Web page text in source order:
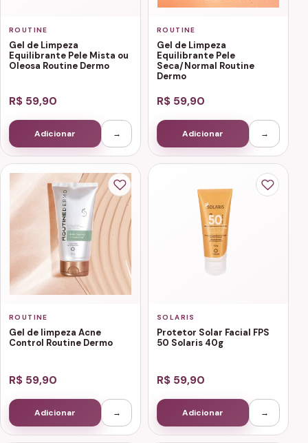
ROUTINE
Gel de Limpeza
Equilibrante Pele Mista ou
Oleosa Routine Dermo
R$ 59,90
Adicionar →
ROUTINE
Gel de Limpeza
Equilibrante Pele
Seca/Normal Routine
Dermo
R$ 59,90
Adicionar →
ROUTINE
Gel de limpeza Acne
Control Routine Dermo
R$ 59,90
Adicionar →
SOLARIS
Protetor Solar Facial FPS
50 Solaris 40g
R$ 59,90
Adicionar →